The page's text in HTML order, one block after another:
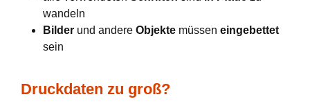
wandeln
Bilder und andere Objekte müssen eingebettet
sein
Druckdaten zu groß?